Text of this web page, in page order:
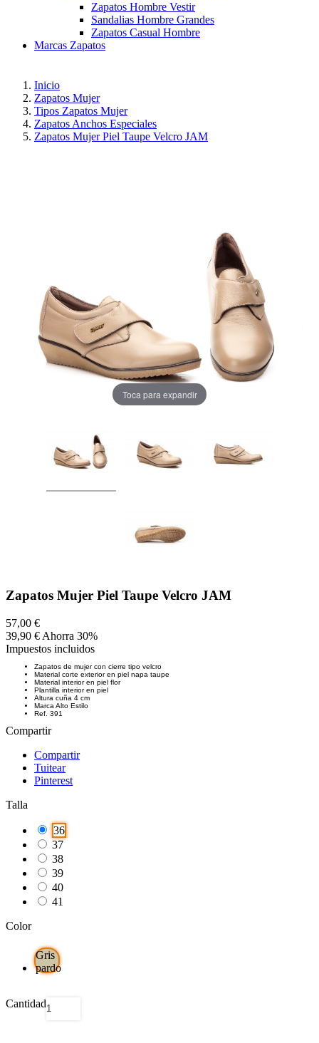
Zapatos Hombre Vestir
Sandalias Hombre Grandes
Zapatos Casual Hombre
Marcas Zapatos
Inicio
Zapatos Mujer
Tipos Zapatos Mujer
Zapatos Anchos Especiales
Zapatos Mujer Piel Taupe Velcro JAM
Toca para expandir
Zapatos Mujer Piel Taupe Velcro JAM
57,00 €
39,90 € Ahorra 30%
Impuestos incluidos
Zapatos de mujer con cierre tipo velcro
Material corte exterior en piel napa taupe
Material interior en piel flor
Plantilla interior en piel
Altura cuña 4 cm
Marca Alto Estilo
Ref. 391
Compartir
Compartir
Tuitear
Pinterest
Talla
36
37
38
39
40
41
Color
Gris
pardo
Cantidad